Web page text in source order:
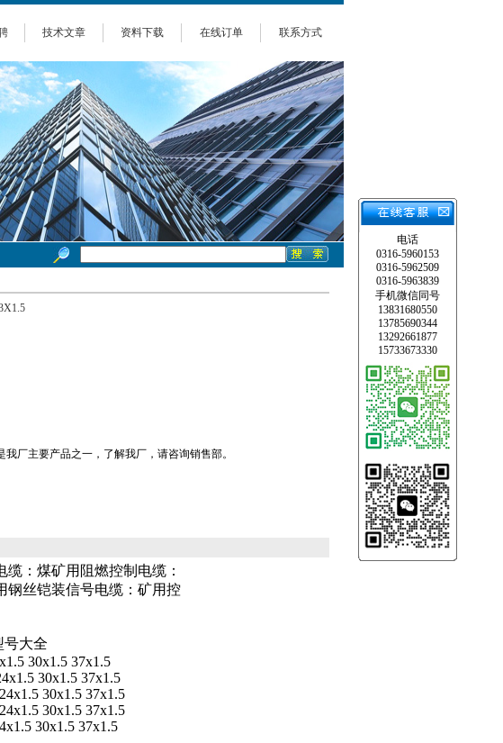
技术文章 资料下载 在线订单 联系方式
我厂主要产品之一，了解我厂，请咨询销售部。
：煤矿用阻燃控制电缆：
钢丝铠装信号电缆：矿用控
大全
30x1.5 37x1.5
30x1.5 37x1.5
30x1.5 37x1.5
30x1.5 37x1.5
30x1.5 37x1.5
电话
0316-5960153
0316-5962509
0316-5963839
手机微信同号
13831680550
13785690344
13292661877
15733673330